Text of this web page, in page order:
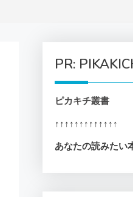
PR:
ピカキチ叢書
↑↑↑↑↑↑↑↑↑↑↑↑↑
あなたの読みたい